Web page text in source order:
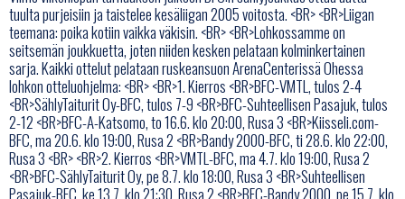
tuulta purjeisiin ja taistelee kesäliigan 2005 voitosta. <BR> <BR>Liigan
teemana: poika kotiin vaikka väkisin. <BR> <BR>Lohkossamme on
seitsemän joukkuetta, joten niiden kesken pelataan kolminkertainen
sarja. Kaikki ottelut pelataan ruskeansuon ArenaCenterissä Ohessa
lohkon otteluohjelma: <BR> <BR>1. Kierros <BR>BFC-VMTL, tulos 2-4
<BR>SählyTaiturit Oy-BFC, tulos 7-9 <BR>BFC-Suhteellisen Pasajuk, tulos
2-12 <BR>BFC-A-Katsomo, to 16.6. klo 20:00, Rusa 3 <BR>Kiisseli.com-
BFC, ma 20.6. klo 19:00, Rusa 2 <BR>Bandy 2000-BFC, ti 28.6. klo 22:00,
Rusa 3 <BR> <BR>2. Kierros <BR>VMTL-BFC, ma 4.7. klo 19:00, Rusa 2
<BR>BFC-SählyTaiturit Oy, pe 8.7. klo 18:00, Rusa 3 <BR>Suhteellisen
Pasajuk-BFC, ke 13.7. klo 21:30, Rusa 2 <BR>BFC-Bandy 2000, pe 15.7. klo